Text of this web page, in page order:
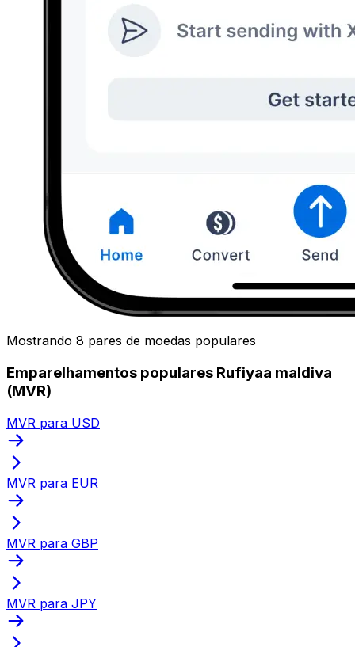
Mostrando 8 pares de moedas populares
Emparelhamentos populares Rufiyaa maldiva
(MVR)
MVR para USD
MVR para EUR
MVR para GBP
MVR para JPY